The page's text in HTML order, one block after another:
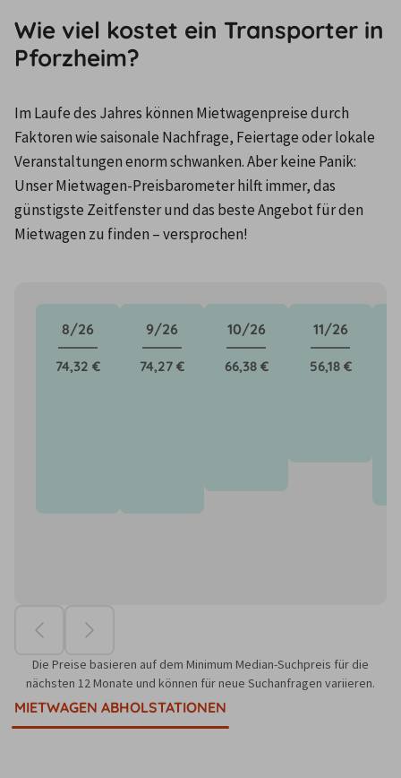
Wie viel kostet ein Transporter in
Pforzheim?
Im Laufe des Jahres können Mietwagenpreise durch
Faktoren wie saisonale Nachfrage, Feiertage oder lokale
Veranstaltungen enorm schwanken. Aber keine Panik:
Unser Mietwagen-Preisbarometer hilft immer, das
günstigste Zeitfenster und das beste Angebot für den
Mietwagen zu finden – versprochen!
8/26
74,32 €
9/26
74,27 €
10/26
66,38 €
11/26
56,18 €
Die Preise basieren auf dem Minimum Median-Suchpreis für die
nächsten 12 Monate und können für neue Suchanfragen variieren.
MIETWAGEN ABHOLSTATIONEN